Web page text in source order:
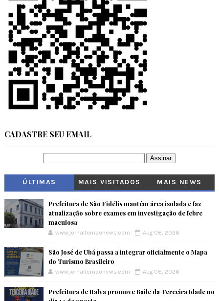
CADASTRE SEU EMAIL
ÚLTIMAS MAIS VISITADOS MAIS NEWS
Prefeitura de São Fidélis mantém área isolada e faz
atualização sobre exames em investigação de febre
maculosa
www.jornaltemponews.com Aug 06, 2026
São José de Ubá passa a integrar oficialmente o Mapa
do Turismo Brasileiro
www.jornaltemponews.com Aug 06, 2026
Prefeitura de Italva promove Baile da Terceira Idade no